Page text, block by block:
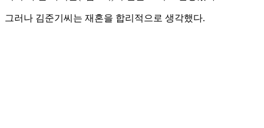
그러나 김준기씨는 재혼을 합리적으로 생각했다.